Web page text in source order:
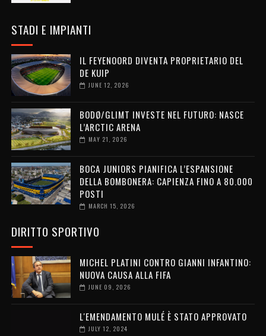
STADI E IMPIANTI
IL FEYENOORD DIVENTA PROPRIETARIO DEL
DE KUIP
JUNE 12, 2026
BODØ/GLIMT INVESTE NEL FUTURO: NASCE
L’ARCTIC ARENA
MAY 21, 2026
BOCA JUNIORS PIANIFICA L’ESPANSIONE
DELLA BOMBONERA: CAPIENZA FINO A 80.000
POSTI
MARCH 15, 2026
DIRITTO SPORTIVO
MICHEL PLATINI CONTRO GIANNI INFANTINO:
NUOVA CAUSA ALLA FIFA
JUNE 09, 2026
L'EMENDAMENTO MULÉ È STATO APPROVATO
JULY 12, 2024